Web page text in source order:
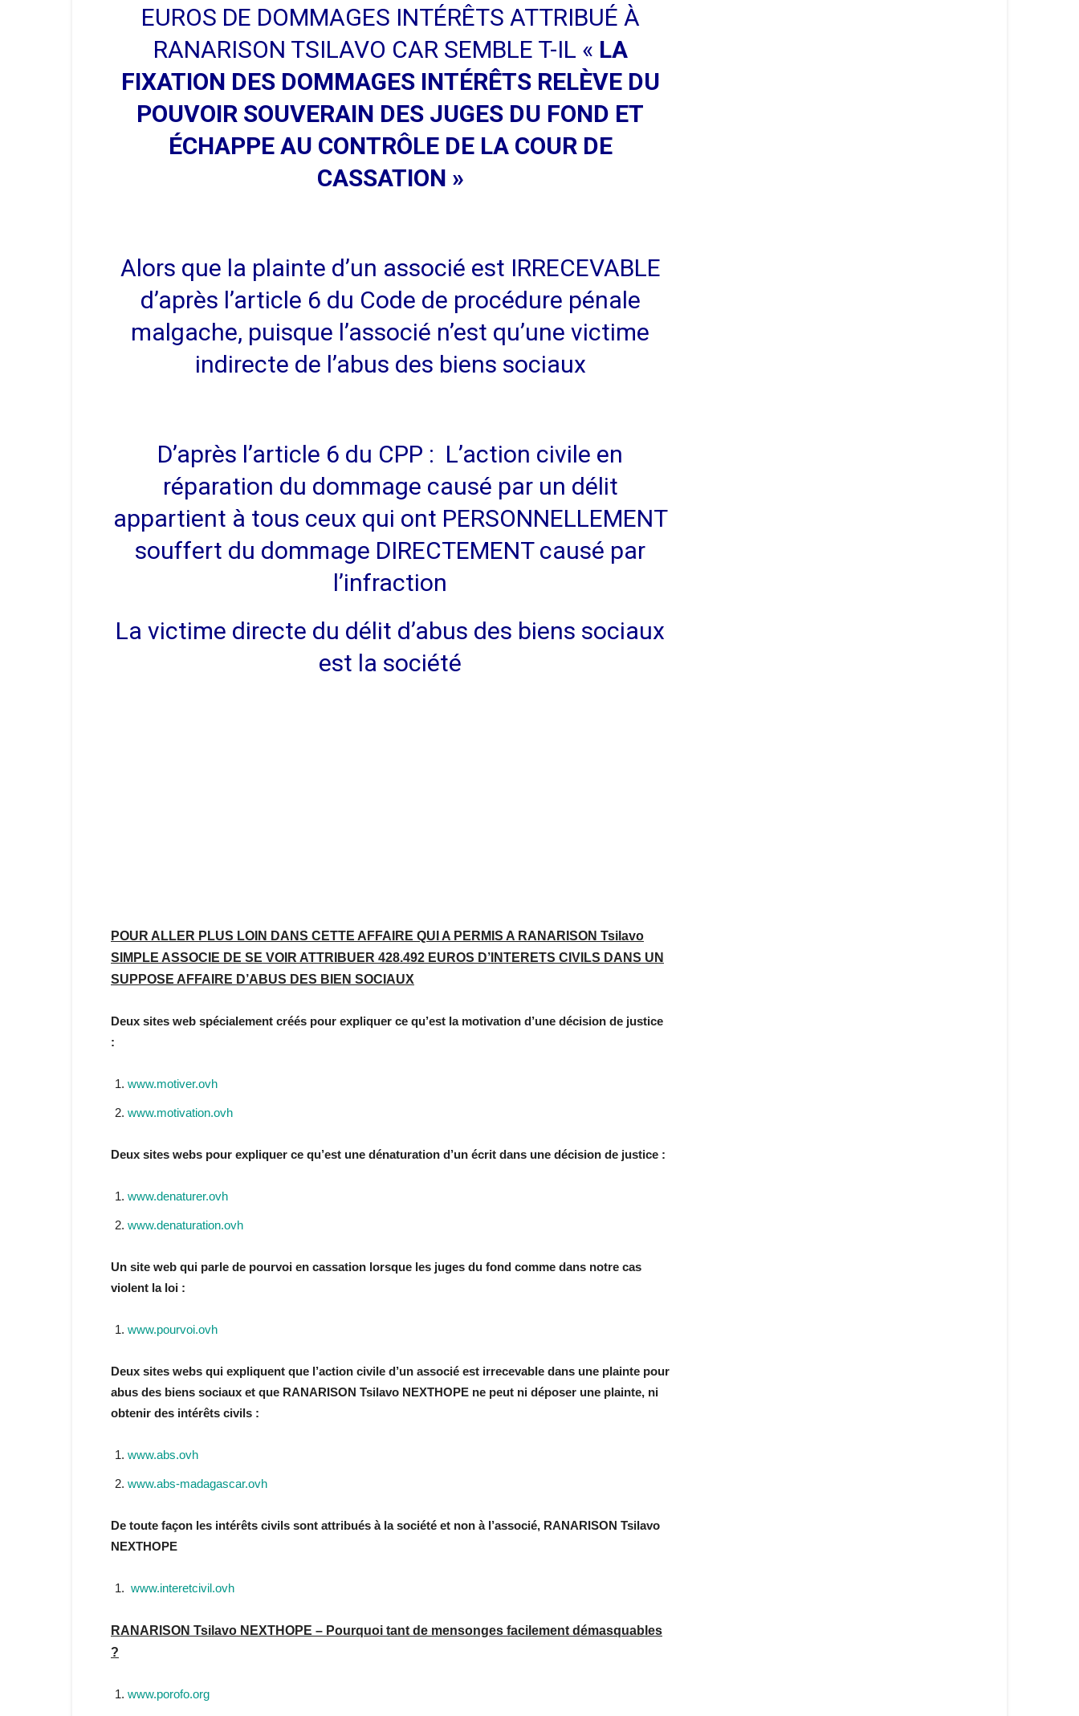
l'INSCAE
EUROS DE DOMMAGES INTÉRÊTS ATTRIBUÉ À
RANARISON TSILAVO CAR SEMBLE T-IL « LA
FIXATION DES DOMMAGES INTÉRÊTS RELÈVE DU
POUVOIR SOUVERAIN DES JUGES DU FOND ET
ÉCHAPPE AU CONTRÔLE DE LA COUR DE
CASSATION »
Alors que la plainte d’un associé est IRRECEVABLE
d’après l’article 6 du Code de procédure pénale
malgache, puisque l’associé n’est qu’une victime
indirecte de l’abus des biens sociaux
D’après l’article 6 du CPP : L’action civile en
réparation du dommage causé par un délit
appartient à tous ceux qui ont PERSONNELLEMENT
souffert du dommage DIRECTEMENT causé par
l’infraction
La victime directe du délit d’abus des biens sociaux
est la société
POUR ALLER PLUS LOIN DANS CETTE AFFAIRE QUI A PERMIS A RANARISON Tsilavo
SIMPLE ASSOCIE DE SE VOIR ATTRIBUER 428.492 EUROS D’INTERETS CIVILS DANS UN
SUPPOSE AFFAIRE D’ABUS DES BIEN SOCIAUX
Deux sites web spécialement créés pour expliquer ce qu’est la motivation d’une décision de justice
:
www.motiver.ovh
www.motivation.ovh
Deux sites webs pour expliquer ce qu’est une dénaturation d’un écrit dans une décision de justice :
www.denaturer.ovh
www.denaturation.ovh
Un site web qui parle de pourvoi en cassation lorsque les juges du fond comme dans notre cas
violent la loi :
www.pourvoi.ovh
Deux sites webs qui expliquent que l’action civile d’un associé est irrecevable dans une plainte pour
abus des biens sociaux et que RANARISON Tsilavo NEXTHOPE ne peut ni déposer une plainte, ni
obtenir des intérêts civils :
www.abs.ovh
www.abs-madagascar.ovh
De toute façon les intérêts civils sont attribués à la société et non à l’associé, RANARISON Tsilavo
NEXTHOPE
www.interetcivil.ovh
RANARISON Tsilavo NEXTHOPE – Pourquoi tant de mensonges facilement démasquables
?
www.porofo.org